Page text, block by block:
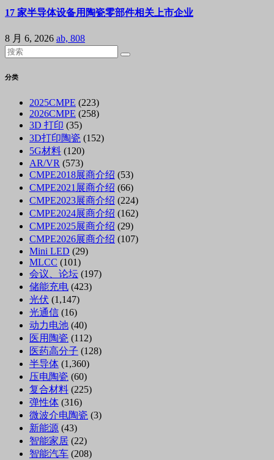
17 家半导体设备用陶瓷零部件相关上市企业
8 月 6, 2026 ab, 808
分类
2025CMPE (223)
2026CMPE (258)
3D 打印 (35)
3D打印陶瓷 (152)
5G材料 (120)
AR/VR (573)
CMPE2018展商介绍 (53)
CMPE2021展商介绍 (66)
CMPE2023展商介绍 (224)
CMPE2024展商介绍 (162)
CMPE2025展商介绍 (29)
CMPE2026展商介绍 (107)
Mini LED (29)
MLCC (101)
会议、论坛 (197)
储能充电 (423)
光伏 (1,147)
光通信 (16)
动力电池 (40)
医用陶瓷 (112)
医药高分子 (128)
半导体 (1,360)
压电陶瓷 (60)
复合材料 (225)
弹性体 (316)
微波介电陶瓷 (3)
新能源 (43)
智能家居 (22)
智能汽车 (208)